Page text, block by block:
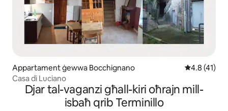
Appartament ġewwa Bocchignano Rating
4.8 (41)
Casa di Luciano
Djar tal-vaganzi għall-kiri oħrajn mill-
isbaħ qrib Terminillo